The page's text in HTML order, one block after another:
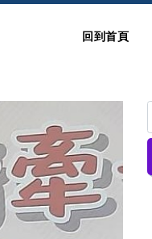
回到首頁